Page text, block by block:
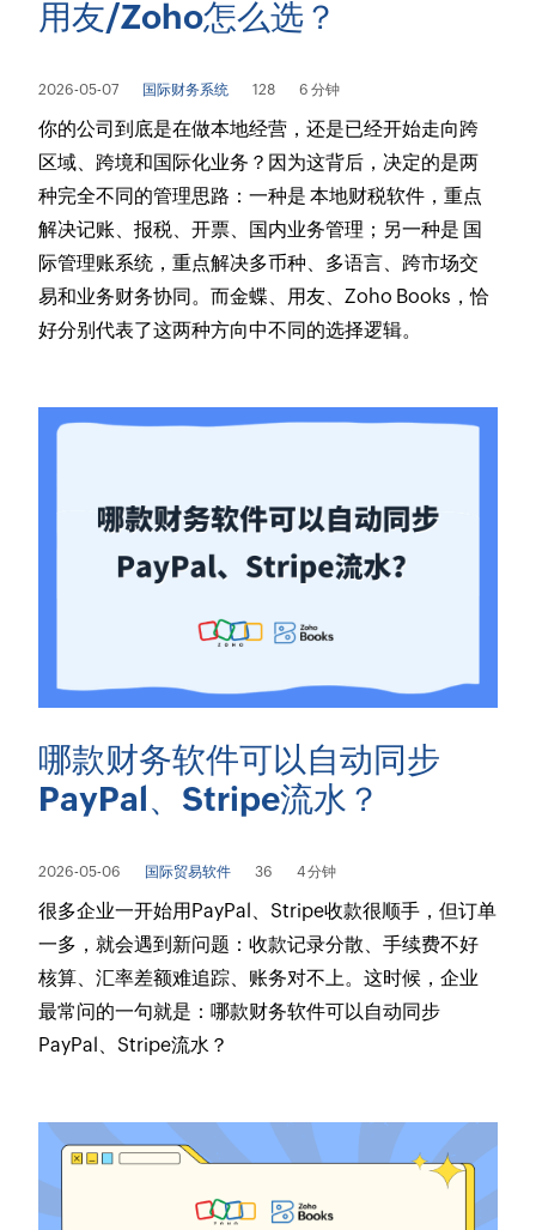
用友/Zoho怎么选？
2026-05-07 国际财务系统 128 6 分钟
你的公司到底是在做本地经营，还是已经开始走向跨
区域、跨境和国际化业务？因为这背后，决定的是两
种完全不同的管理思路：一种是 本地财税软件，重点
解决记账、报税、开票、国内业务管理；另一种是 国
际管理账系统，重点解决多币种、多语言、跨市场交
易和业务财务协同。而金蝶、用友、Zoho Books，恰
好分别代表了这两种方向中不同的选择逻辑。
哪款财务软件可以自动同步
PayPal、Stripe流水？
2026-05-06 国际贸易软件 36 4 分钟
很多企业一开始用PayPal、Stripe收款很顺手，但订单
一多，就会遇到新问题：收款记录分散、手续费不好
核算、汇率差额难追踪、账务对不上。这时候，企业
最常问的一句就是：哪款财务软件可以自动同步
PayPal、Stripe流水？